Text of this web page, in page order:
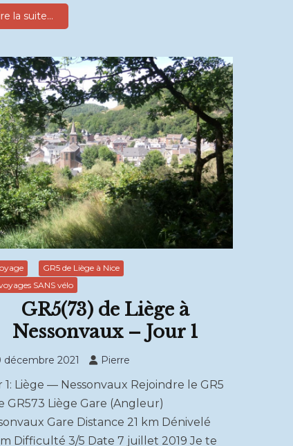
la suite...
GR5 de Liège à Nice
SANS vélo
GR5(73) de Liège à
Nessonvaux – Jour 1
décembre 2021 Pierre
1: Liège — Nessonvaux Rejoindre le GR5
GR573 Liège Gare (Angleur)
Gare Distance 21 km Dénivelé
Difficulté 3/5 Date 7 juillet 2019 Je te